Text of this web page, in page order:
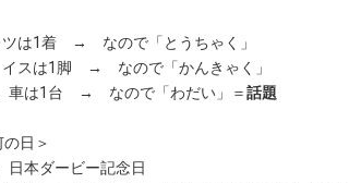
ツは1着 → なので「とうちゃく」
イスは1脚 → なので「かんきゃく」
車は1台 → なので「わだい」＝話題
日＞
本ダービー記念日